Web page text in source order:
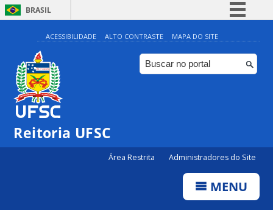
BRASIL
Simplifique!
Comunica BR
Participe
ACESSIBILIDADE ALTO CONTRASTE MAPA DO SITE
Reitoria UFSC
Área Restrita Administradores do Site
MENU